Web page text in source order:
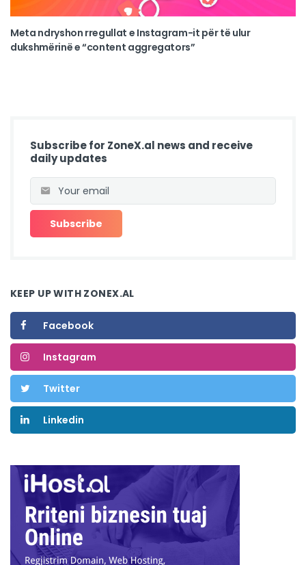
Meta ndryshon rregullat e Instagram-it për të ulur
dukshmërinë e “content aggregators”
Subscribe for ZoneX.al news and receive
daily updates
KEEP UP WITH ZONEX.AL
Facebook
Instagram
Twitter
Linkedin